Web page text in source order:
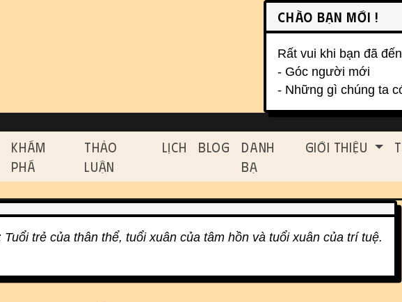
etc. Chào bạn mới !
Rất vui khi bạn đã
- Góc người mới
- Những gì chúng ta
related functionality and
Khám
Phá
Thảo
Luận
Lịch Blog
Danh
Bạ
Giới Thiệu
trẻ của thân thể, tuổi xuân của tâm hồn và tuổi xuân của trí tuệ.